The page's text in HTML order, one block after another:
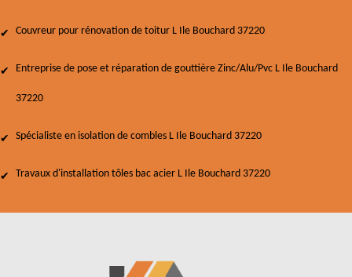
Couvreur pour rénovation de toitur L Ile Bouchard 37220
Entreprise de pose et réparation de gouttière Zinc/Alu/Pvc L Ile Bouchard
37220
Spécialiste en isolation de combles L Ile Bouchard 37220
Travaux d'installation tôles bac acier L Ile Bouchard 37220